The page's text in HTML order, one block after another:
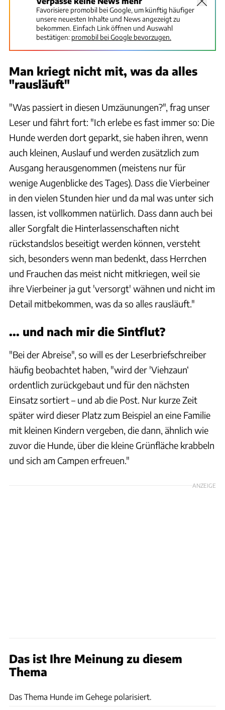
Favorisiere promobil bei Google, um künftig häufiger
unsere neuesten Inhalte und News angezeigt zu
bekommen. Einfach Link öffnen und Auswahl
bestätigen: promobil bei Google bevorzugen.
Man kriegt nicht mit, was da alles
"rausläuft"
"Was passiert in diesen Umzäunungen?", frag unser
Leser und fährt fort: "Ich erlebe es fast immer so: Die
Hunde werden dort geparkt, sie haben ihren, wenn
auch kleinen, Auslauf und werden zusätzlich zum
Ausgang herausgenommen (meistens nur für
wenige Augenblicke des Tages). Dass die Vierbeiner
in den vielen Stunden hier und da mal was unter sich
lassen, ist vollkommen natürlich. Dass dann auch bei
aller Sorgfalt die Hinterlassenschaften nicht
rückstandslos beseitigt werden können, versteht
sich, besonders wenn man bedenkt, dass Herrchen
und Frauchen das meist nicht mitkriegen, weil sie
ihre Vierbeiner ja gut 'versorgt' wähnen und nicht im
Detail mitbekommen, was da so alles rausläuft."
... und nach mir die Sintflut?
"Bei der Abreise", so will es der Leserbriefschreiber
häufig beobachtet haben, "wird der ′Viehzaun‘
ordentlich zurückgebaut und für den nächsten
Einsatz sortiert – und ab die Post. Nur kurze Zeit
später wird dieser Platz zum Beispiel an eine Familie
mit kleinen Kindern vergeben, die dann, ähnlich wie
zuvor die Hunde, über die kleine Grünfläche krabbeln
und sich am Campen erfreuen."
ANZEIGE
Das ist Ihre Meinung zu diesem
Thema
Das Thema Hunde im Gehege polarisiert.